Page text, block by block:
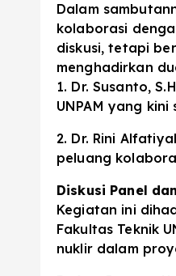
Dalam
kolaborasi
diskusi, tetapi
menghadirkan
1. Dr. Susanto,
UNPAM yang
2. Dr. Rini
peluang
Diskusi Panel
Kegiatan ini
Fakultas Teknik
nuklir dalam